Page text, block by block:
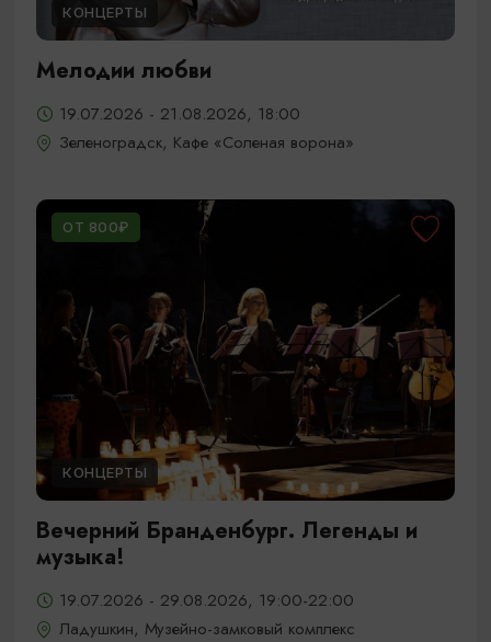
КОНЦЕРТЫ
Мелодии любви
19.07.2026 - 21.08.2026, 18:00
Зеленоградск, Кафе «Соленая ворона»
ОТ 800₽
КОНЦЕРТЫ
Вечерний Бранденбург. Легенды и
музыка!
19.07.2026 - 29.08.2026, 19:00-22:00
Ладушкин, Музейно-замковый комплекс